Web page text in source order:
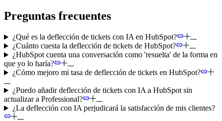
Preguntas frecuentes
¿Qué es la deflección de tickets con IA en HubSpot?
¿Cuánto cuesta la deflección de tickets de HubSpot?
¿HubSpot cuenta una conversación como 'resuelta' de la forma en
que yo lo haría?
¿Cómo mejoro mi tasa de deflección de tickets en HubSpot?
¿Puedo añadir deflección de tickets con IA a HubSpot sin
actualizar a Professional?
¿La deflección con IA perjudicará la satisfacción de mis clientes?